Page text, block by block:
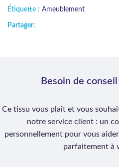
Étiquette : Ameublement
Partager:
Besoin de
Ce tissu vous plaît et vous
notre service client : un
personnellement pour vous
parfaitement à